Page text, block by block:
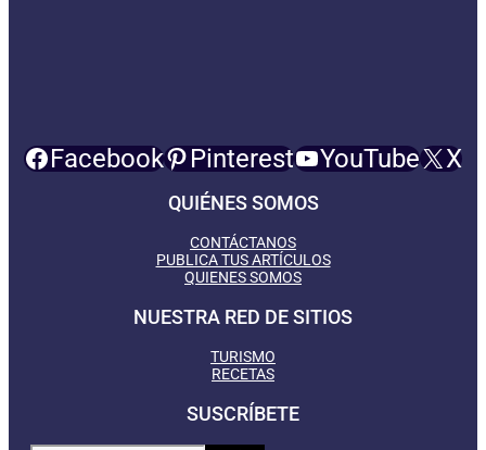
Facebook Pinterest YouTube X
QUIÉNES SOMOS
CONTÁCTANOS
PUBLICA TUS ARTÍCULOS
QUIENES SOMOS
NUESTRA RED DE SITIOS
TURISMO
RECETAS
SUSCRÍBETE